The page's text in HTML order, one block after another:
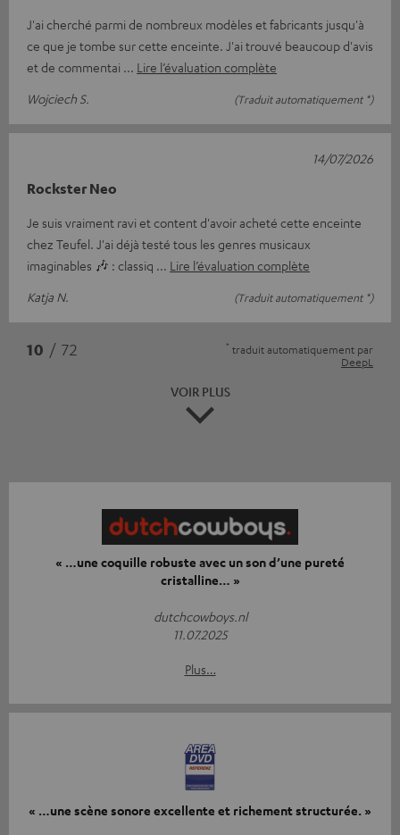
J'ai cherché parmi de nombreux modèles et fabricants jusqu'à
ce que je tombe sur cette enceinte. J'ai trouvé beaucoup d'avis
et de commentai
Lire l’évaluation complète
Wojciech S.
(Traduit automatiquement *)
Rockster Neo
Je suis vraiment ravi et content d'avoir acheté cette enceinte
chez Teufel. J'ai déjà testé tous les genres musicaux
imaginables 🎶 : classiq
Lire l’évaluation complète
Katja N.
(Traduit automatiquement *)
14/07/2026
10 / 72 * traduit automatiquement par
DeepL
VOIR PLUS
« …une coquille robuste avec un son d’une pureté
cristalline… »
dutchcowboys.nl
11.07.2025
Plus…
« …une scène sonore excellente et richement structurée. »